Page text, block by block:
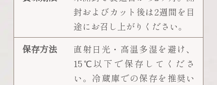
封およびカット後は2週間を目
途にお召し上がりください。
保存方法
直射日光・高温多湿を避け、
15℃以下で保存してくださ
い。冷蔵庫での保存を推奨い